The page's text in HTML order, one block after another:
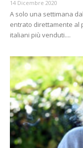
14 Dicembre 2020
A solo una settimana
entrato direttamente al
italiani più venduti....